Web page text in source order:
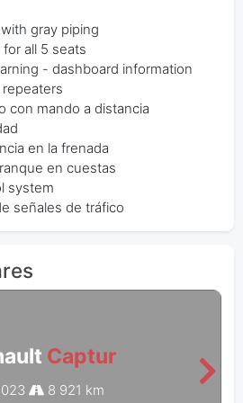
gray piping
all 5 seats
- dashboard information
con mando a distancia
en la frenada
en cuestas
system
señales de tráfico
Captur
8 921 km